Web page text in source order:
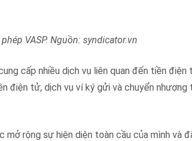
VASP. Nguồn: syndicator.vn
cấp nhiều dịch vụ liên quan đến tiền
điện tử, dịch vụ ví ký gửi và chuyển nhượng
mở rộng sự hiện diện toàn cầu của mình và